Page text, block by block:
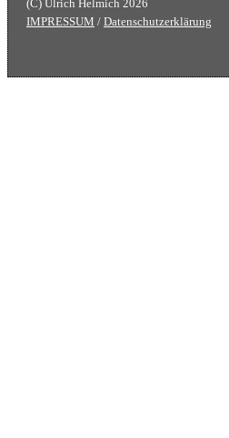
IMPRESSUM / Datenschutzerklärung